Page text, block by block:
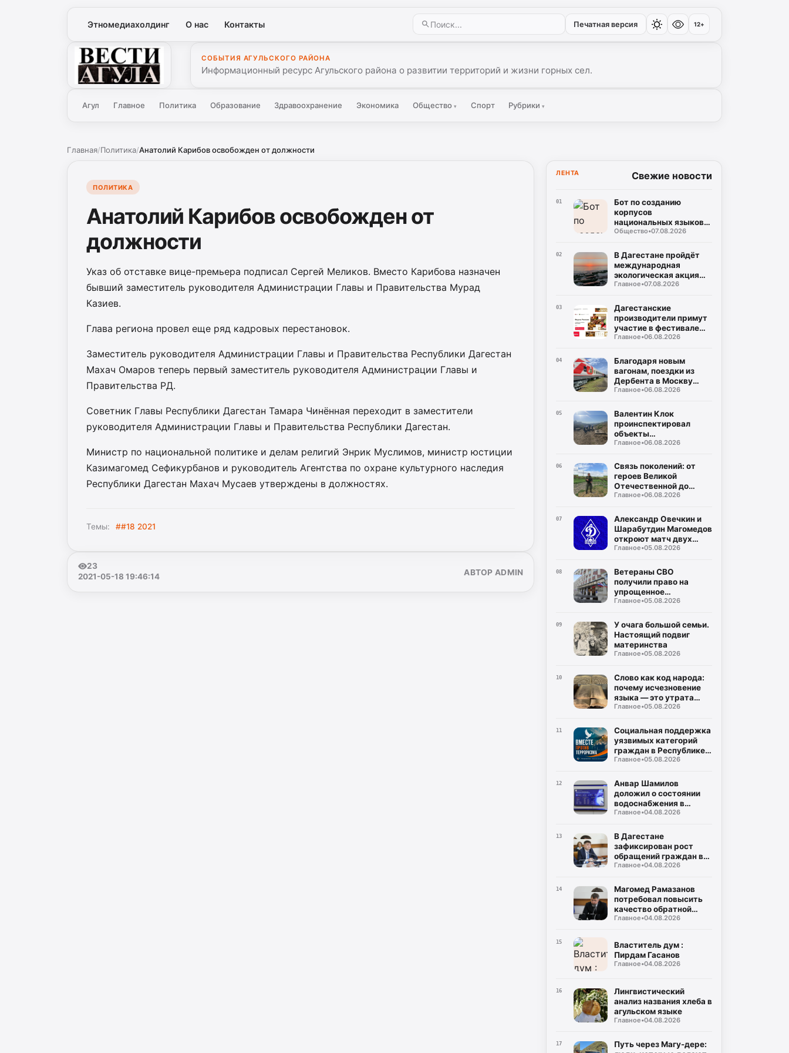
Этномедиахолдинг О нас Контакты Печатная версия 12+
Вести Агула
СОБЫТИЯ АГУЛЬСКОГО РАЙОНА
Информационный ресурс Агульского района о развитии территорий и жизни горных сел.
Агул Главное Политика Образование Здравоохранение Экономика Общество ▾ Спорт Рубрики▾
Главная/Политика/Анатолий Карибов освобожден от должности
ПОЛИТИКА
Анатолий Карибов освобожден от
должности
Указ об отставке вице-премьера подписал Сергей Меликов. Вместо Карибова назначен
бывший заместитель руководителя Администрации Главы и Правительства Мурад
Казиев.
Глава региона провел еще ряд кадровых перестановок.
Заместитель руководителя Администрации Главы и Правительства Республики Дагестан
Махач Омаров теперь первый заместитель руководителя Администрации Главы и
Правительства РД.
Советник Главы Республики Дагестан Тамара Чинённая переходит в заместители
руководителя Администрации Главы и Правительства Республики Дагестан.
Министр по национальной политике и делам религий Энрик Муслимов, министр юстиции
Казимагомед Сефикурбанов и руководитель Агентства по охране культурного наследия
Республики Дагестан Махач Мусаев утверждены в должностях.
Темы: ##18 2021
23
2021-05-18 19:46:14
АВТОР ADMIN
ЛЕНТА Свежие новости
01
Бот по созданию
корпусов
национальных языков
дагестанских народов
Общество•07.08.2026
02
В Дагестане пройдёт
международная
экологическая акция
«Чистый Каспий»
Главное•07.08.2026
03
Дагестанские
производители примут
участие в фестивале
«Вкусы России»
Главное•06.08.2026
04
Благодаря новым
вагонам, поездки из
Дербента в Москву
станут комфортнее
Главное•06.08.2026
05
Валентин Клок
проинспектировал
объекты
водоснабжения в
Главное•06.08.2026
06
Связь поколений: от
героев Великой
Отечественной до
защитников СВО
Главное•06.08.2026
07
Александр Овечкин и
Шарабутдин Магомедов
откроют матч двух
«Динамо»
Главное•05.08.2026
08
Ветераны СВО
получили право на
упрощенное
заключение
Главное•05.08.2026
09
У очага большой семьи.
Настоящий подвиг
материнства
Главное•05.08.2026
10
Слово как код народа:
почему исчезновение
языка — это утрата
мира
Главное•05.08.2026
11
Социальная поддержка
уязвимых категорий
граждан в Республике
Дагестан
Главное•05.08.2026
12
Анвар Шамилов
доложил о состоянии
водоснабжения в
районах и городах
Главное•04.08.2026
13
В Дагестане
зафиксирован рост
обращений граждан в
органы власти
Главное•04.08.2026
14
Магомед Рамазанов
потребовал повысить
качество обратной
связи с населением
Главное•04.08.2026
15
Властитель дум :
Пирдам Гасанов
Главное•04.08.2026
16
Лингвистический
анализ названия хлеба в
агульском языке
Главное•04.08.2026
17
Путь через Магу-дере: